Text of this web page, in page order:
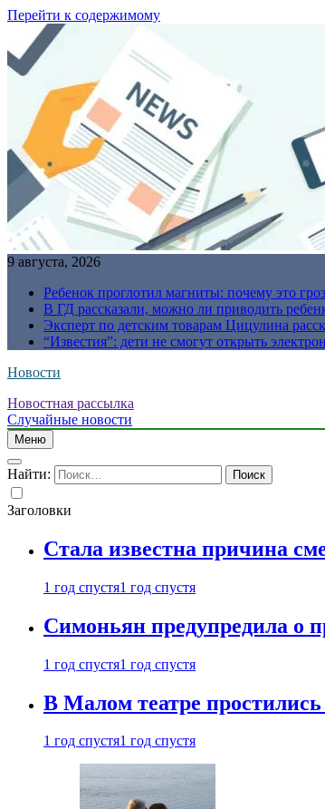
Перейти к содержимому
9 августа, 2026
Ребенок проглотил магниты: почему это
В ГД рассказали, можно ли приводить
Эксперт по детским товарам Цицулина
“Известия”: дети не смогут открыть
Новости
Новостная рассылка
Случайные новости
Меню
Найти:
Заголовки
Стала известна причина
1 год спустя1 год спустя
Симоньян предупредила о
1 год спустя1 год спустя
В Малом театре
1 год спустя1 год спустя